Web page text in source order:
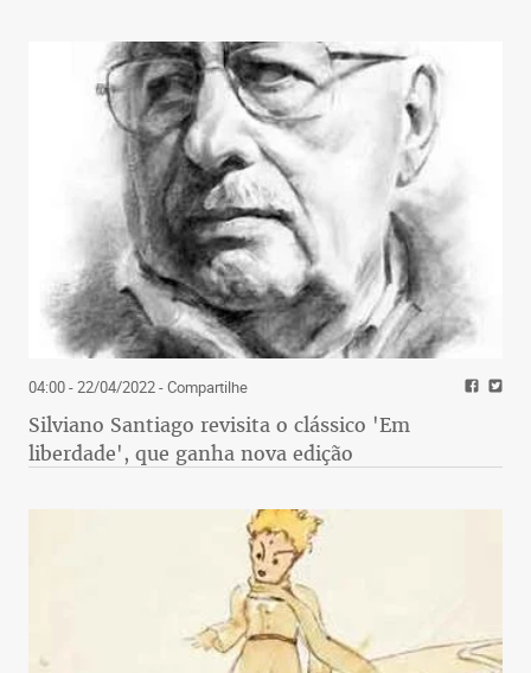
04:00 - 22/04/2022- Compartilhe
Silviano Santiago revisita o clássico 'Em
liberdade', que ganha nova edição